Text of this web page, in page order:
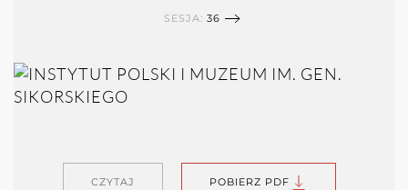
SESJA: 36
CZYTAJ POBIERZ PDF